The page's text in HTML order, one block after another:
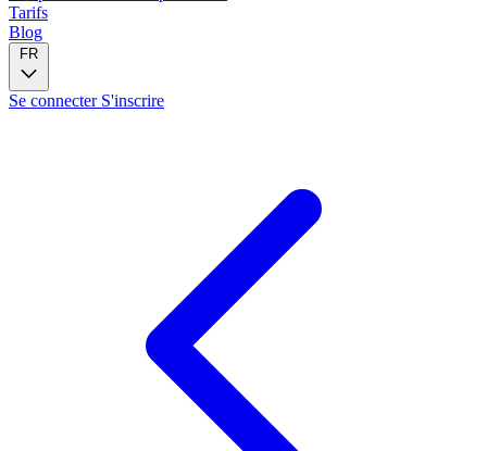
Tarifs
Blog
FR
Se connecter S'inscrire